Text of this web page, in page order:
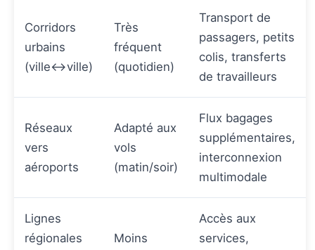
Corridors
urbains
(ville↔ville)
Très
fréquent
(quotidien)
Transport de
passagers, petits
colis, transferts
de travailleurs
Réseaux
vers
aéroports
Adapté aux
vols
(matin/soir)
Flux bagages
supplémentaires,
interconnexion
multimodale
Lignes
régionales
Moins
Accès aux
services,